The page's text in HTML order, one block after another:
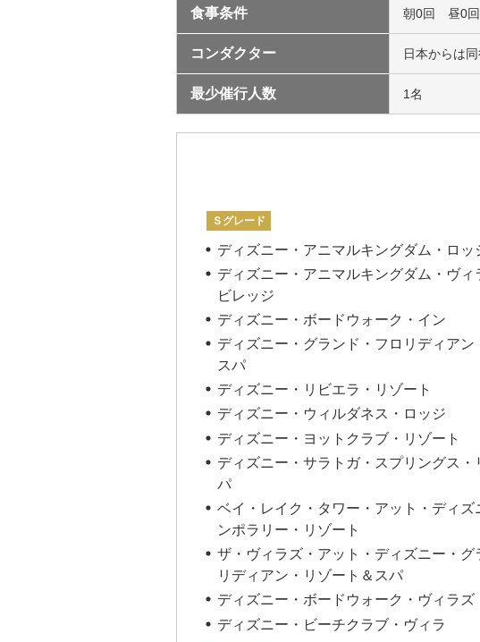
食事条件 朝0回 昼0
コンダクター 日本からは
最少催行人数 1名
Ｓグレード
ディズニー・アニマルキングダム・ロッ
ディズニー・アニマルキングダム・ヴィ
ビレッジ
ディズニー・ボードウォーク・イン
ディズニー・グランド・フロリディアン
スパ
ディズニー・リビエラ・リゾート
ディズニー・ウィルダネス・ロッジ
ディズニー・ヨットクラブ・リゾート
ディズニー・サラトガ・スプリングス・
パ
ベイ・レイク・タワー・アット・ディズ
ンポラリー・リゾート
ザ・ヴィラズ・アット・ディズニー・グ
リディアン・リゾート＆スパ
ディズニー・ボードウォーク・ヴィラズ
ディズニー・ビーチクラブ・ヴィラ